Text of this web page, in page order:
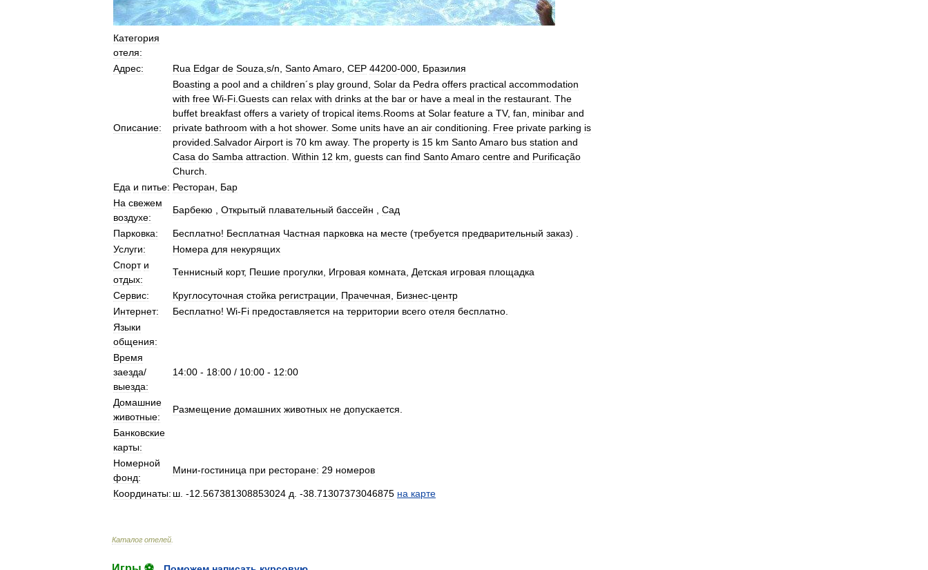
Категория
отеля:
Адрес:
Rua Edgar de Souza s/n SantoAmaro CEP 44200-000 Бразилия
Описание:
Boasting a pool and a children´s play ground Solar da Pedra offers practical accommodation
with free Wi-Fi Guests can relax with drinks at the bar or have a meal in the restaurant The
buffet breakfast offers a variety of tropical items Rooms at Solar feature a TV, fan minibar and
private bathroom with a hot shower. Some units have an air conditioning Free private parking is
provided SalvadorAirport is 70 km away. The property is 15 km SantoAmaro bus station and
Casa do Samba attraction Within 12 km guests can find SantoAmaro centre and Purificação
Church
Еда и питье: Ресторан
Бар
На свежем
воздухе:
Барбекю Открытый плавательный бассейн Сад
Парковка: Бесплатно! Бесплатная Частная парковка на месте (требуется предварительный заказ) .
Услуги:
Номера для некурящих
Спорт и
отдых:
Теннисный корт, Пешие прогулки Игровая комната Детская игровая площадка
Сервис: Круглосуточная стойка регистрации Прачечная Бизнес-центр
Интернет:
Бесплатно! Wi-Fi предоставляется на территории всего отеля бесплатно
Языки
общения:
Время
заезда/
выезда:
14:00 - 18:00 / 10:00 - 12:00
Домашние
животные:
Размещение домашних животных не допускается
Банковские
карты:
Номерной
фонд:
Мини-гостиница при ресторане: 29 номеров
Координаты: ш . -12 567381308853024 д . -38 71307373046875 на карте
Каталог отелей